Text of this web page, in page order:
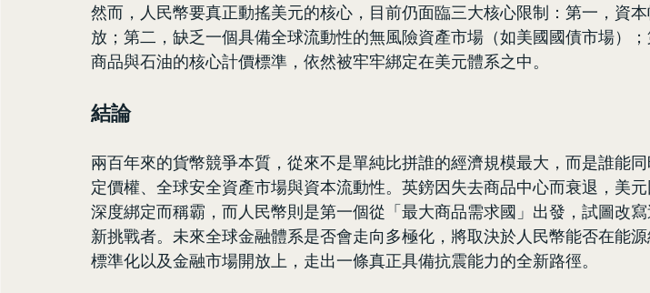
然而，人民幣要真正動搖美元的核心，目前仍面臨三大核心限制：第一，資
放；第二，缺乏一個具備全球流動性的無風險資產市場（如美國國債市場）
商品與石油的核心計價標準，依然被牢牢綁定在美元體系之中。
結論
兩百年來的貨幣競爭本質，從來不是單純比拼誰的經濟規模最大，而是誰能
定價權、全球安全資產市場與資本流動性。英鎊因失去商品中心而衰退，美
深度綁定而稱霸，而人民幣則是第一個從「最大商品需求國」出發，試圖改
新挑戰者。未來全球金融體系是否會走向多極化，將取決於人民幣能否在能
標準化以及金融市場開放上，走出一條真正具備抗震能力的全新路徑。